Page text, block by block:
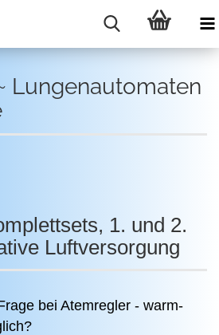
Lungenautomaten
1. und 2.
Luftversorgung
bei Atemregler - warm-